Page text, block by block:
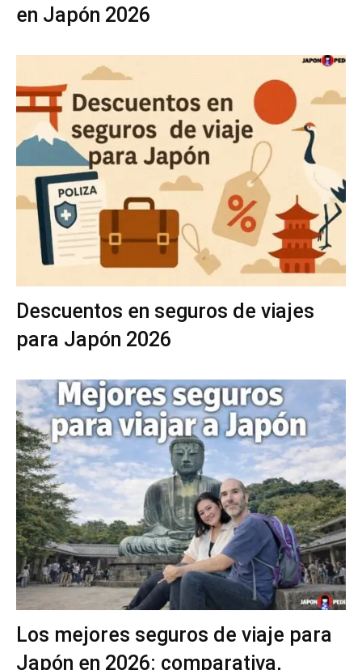
en Japón 2026
Descuentos en seguros de viajes
para Japón 2026
Los mejores seguros de viaje para
Japón en 2026: comparativa,